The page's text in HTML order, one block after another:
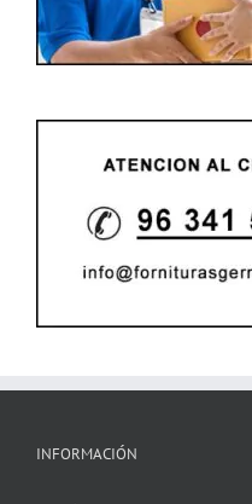
INFORMACIÓN